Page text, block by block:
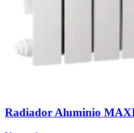
Radiador Aluminio